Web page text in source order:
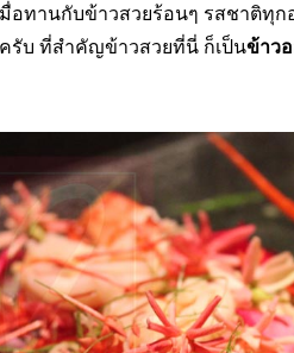
มื่อทานกับข้าวสวยร้อนๆ รสชาติ
รับ ที่สำคัญข้าวสวยที่นี่ ก็เป็นข้าว